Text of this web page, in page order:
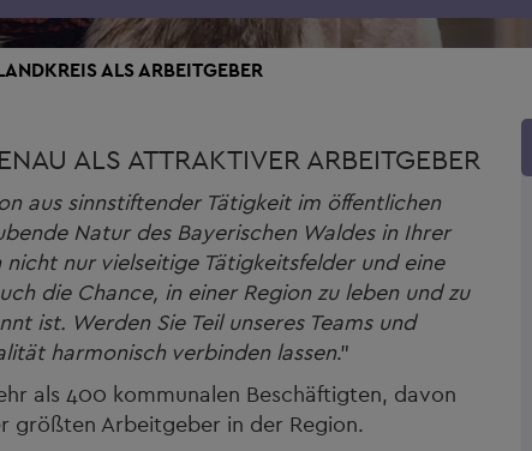
ALS ARBEITGEBER
ALS ATTRAKTIVER ARBEITGEBER
aus sinnstiftender Tätigkeit im öffentlichen
Natur des Bayerischen Waldes in Ihrer
nur vielseitige Tätigkeitsfelder und eine
die Chance, in einer Region zu leben und zu
ist. Werden Sie Teil unseres Teams und
harmonisch verbinden lassen."
als 400 kommunalen Beschäftigten, davon
größten Arbeitgeber in der Region.